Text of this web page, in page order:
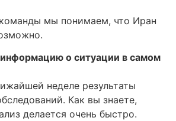
мы понимаем, что Иран
о ситуации в самом
неделе результаты
Как вы знаете,
делается очень быстро.